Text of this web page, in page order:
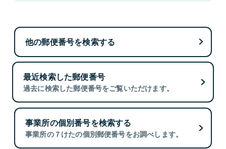
他の郵便番号を検索する
最近検索した郵便番号
過去に検索した郵便番号をご覧いただけます。
事業所の個別番号を検索する
事業所の７けたの個別郵便番号をお調べします。